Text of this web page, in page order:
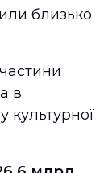
близько
в
культурної